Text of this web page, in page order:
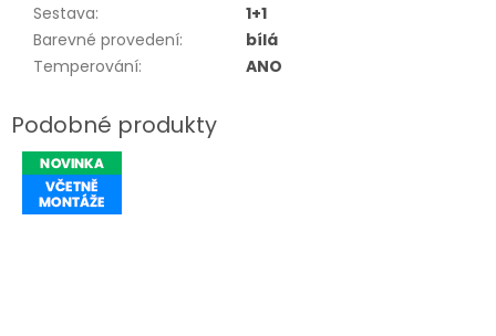
Sestava:
1+1
Barevné provedení:
bílá
Temperování: ANO